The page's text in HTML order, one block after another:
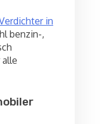
in
benzin-,